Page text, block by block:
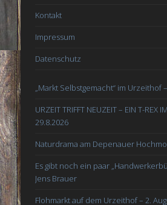
Kontakt
Impressum
Datenschutz
„Markt Selbstgemacht“ im Urzeithof
URZEIT TRIFFT NEUZEIT – EIN T-REX
29.8.2026
Naturdrama am Depenauer
Es gibt noch ein paar
Jens Brauer
Flohmarkt auf dem Urzeithof – 2.